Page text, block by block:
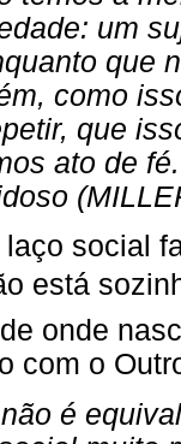
um
que
como
que
ato de
social
está
onde
com o
é